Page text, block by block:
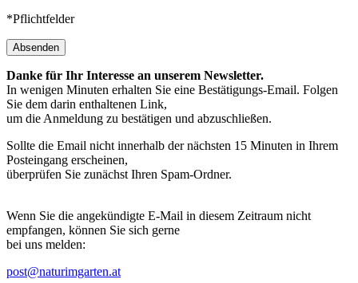
*Pflichtfelder
Absenden
Danke für Ihr Interesse an unserem Newsletter.
In wenigen Minuten erhalten Sie eine Bestätigungs-Email. Folgen
Sie dem darin enthaltenen Link,
um die Anmeldung zu bestätigen und abzuschließen.
Sollte die Email nicht innerhalb der nächsten 15 Minuten in Ihrem
Posteingang erscheinen,
überprüfen Sie zunächst Ihren Spam-Ordner.
Wenn Sie die angekündigte E-Mail in diesem Zeitraum nicht
empfangen, können Sie sich gerne
bei uns melden:
post@naturimgarten.at